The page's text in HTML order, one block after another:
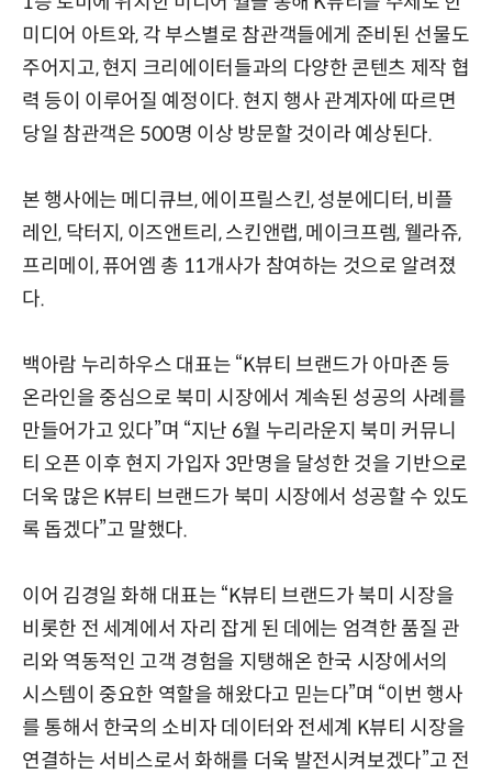
미디어 아트와, 각 부스별로 참관객들에게 준비된 선물도
주어지고, 현지 크리에이터들과의 다양한 콘텐츠 제작 협
력 등이 이루어질 예정이다. 현지 행사 관계자에 따르면
당일 참관객은 500명 이상 방문할 것이라 예상된다.
본 행사에는 메디큐브, 에이프릴스킨, 성분에디터, 비플
레인, 닥터지, 이즈앤트리, 스킨앤랩, 메이크프렘, 웰라쥬,
프리메이, 퓨어엠 총 11개사가 참여하는 것으로 알려졌
다.
백아람 누리하우스 대표는 “K뷰티 브랜드가 아마존 등
온라인을 중심으로 북미 시장에서 계속된 성공의 사례를
만들어가고 있다”며 “지난 6월 누리라운지 북미 커뮤니
티 오픈 이후 현지 가입자 3만명을 달성한 것을 기반으로
더욱 많은 K뷰티 브랜드가 북미 시장에서 성공할 수 있도
록 돕겠다”고 말했다.
이어 김경일 화해 대표는 “K뷰티 브랜드가 북미 시장을
비롯한 전 세계에서 자리 잡게 된 데에는 엄격한 품질 관
리와 역동적인 고객 경험을 지탱해온 한국 시장에서의
시스템이 중요한 역할을 해왔다고 믿는다”며 “이번 행사
를 통해서 한국의 소비자 데이터와 전세계 K뷰티 시장을
연결하는 서비스로서 화해를 더욱 발전시켜보겠다”고 전